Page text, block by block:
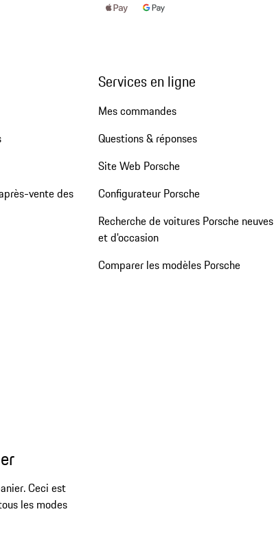
vente des
Services en ligne
Mes commandes
Questions & réponses
Site Web Porsche
Configurateur Porsche
Recherche de voitures Porsche neuves
et d'occasion
Comparer les modèles Porsche
Ceci est
les modes